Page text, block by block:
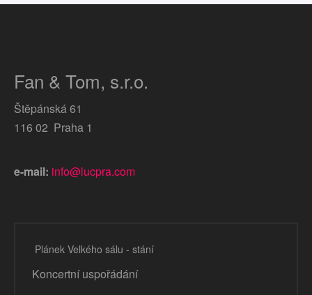
Fan & Tom, s.r.o.
Štěpánská 61
116 02 Praha 1
e-mail: info@lucpra.com
Plánek Velkého sálu - stání
Koncertní uspořádání